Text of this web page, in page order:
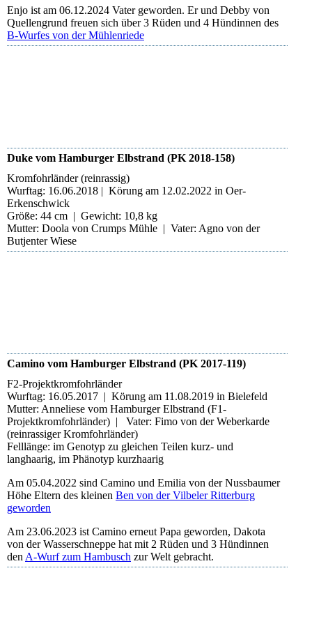
Enjo ist am 06.12.2024 Vater geworden. Er und Debby von
Quellengrund freuen sich über 3 Rüden und 4 Hündinnen des
B-Wurfes von der Mühlenriede
Duke vom Hamburger Elbstrand (PK 2018-158)
Kromfohrländer (reinrassig)
Wurftag: 16.06.2018 | Körung am 12.02.2022 in Oer-
Erkenschwick
Größe: 44 cm | Gewicht: 10,8 kg
Mutter: Doola von Crumps Mühle | Vater: Agno von der
Butjenter Wiese
Camino vom Hamburger Elbstrand (PK 2017-119)
F2-Projektkromfohrländer
Wurftag: 16.05.2017 | Körung am 11.08.2019 in Bielefeld
Mutter: Anneliese vom Hamburger Elbstrand (F1-
Projektkromfohrländer) | Vater: Fimo von der Weberkarde
(reinrassiger Kromfohrländer)
Felllänge: im Genotyp zu gleichen Teilen kurz- und
langhaarig, im Phänotyp kurzhaarig
Am 05.04.2022 sind Camino und Emilia von der Nussbaumer
Höhe Eltern des kleinen Ben von der Vilbeler Ritterburg
geworden
Am 23.06.2023 ist Camino erneut Papa geworden, Dakota
von der Wasserschneppe hat mit 2 Rüden und 3 Hündinnen
den A-Wurf zum Hambusch zur Welt gebracht.